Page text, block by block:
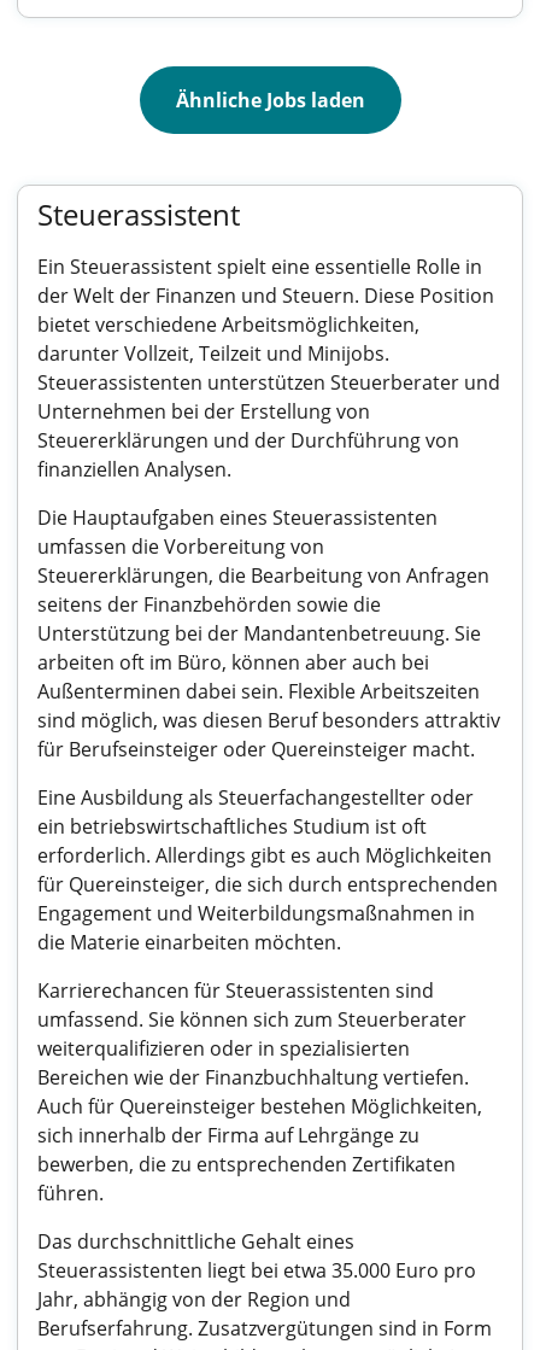
Ähnliche Jobs laden
Steuerassistent
Ein Steuerassistent spielt eine essentielle Rolle in
der Welt der Finanzen und Steuern. Diese Position
bietet verschiedene Arbeitsmöglichkeiten,
darunter Vollzeit, Teilzeit und Minijobs.
Steuerassistenten unterstützen Steuerberater und
Unternehmen bei der Erstellung von
Steuererklärungen und der Durchführung von
finanziellen Analysen.
Die Hauptaufgaben eines Steuerassistenten
umfassen die Vorbereitung von
Steuererklärungen, die Bearbeitung von Anfragen
seitens der Finanzbehörden sowie die
Unterstützung bei der Mandantenbetreuung. Sie
arbeiten oft im Büro, können aber auch bei
Außenterminen dabei sein. Flexible Arbeitszeiten
sind möglich, was diesen Beruf besonders attraktiv
für Berufseinsteiger oder Quereinsteiger macht.
Eine Ausbildung als Steuerfachangestellter oder
ein betriebswirtschaftliches Studium ist oft
erforderlich. Allerdings gibt es auch Möglichkeiten
für Quereinsteiger, die sich durch entsprechenden
Engagement und Weiterbildungsmaßnahmen in
die Materie einarbeiten möchten.
Karrierechancen für Steuerassistenten sind
umfassend. Sie können sich zum Steuerberater
weiterqualifizieren oder in spezialisierten
Bereichen wie der Finanzbuchhaltung vertiefen.
Auch für Quereinsteiger bestehen Möglichkeiten,
sich innerhalb der Firma auf Lehrgänge zu
bewerben, die zu entsprechenden Zertifikaten
führen.
Das durchschnittliche Gehalt eines
Steuerassistenten liegt bei etwa 35.000 Euro pro
Jahr, abhängig von der Region und
Berufserfahrung. Zusatzvergütungen sind in Form